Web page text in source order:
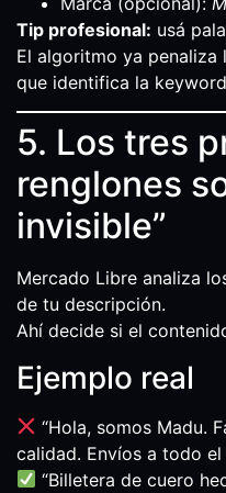
Tip profesional: usá
El algoritmo ya
que identifica la
5. Los tres
renglones
invisible”
Mercado Libre analiza
de tu descripción.
Ahí decide si el
Ejemplo real
“Hola, somos Madu.
calidad. Envíos a todo el
“Billetera de cuero